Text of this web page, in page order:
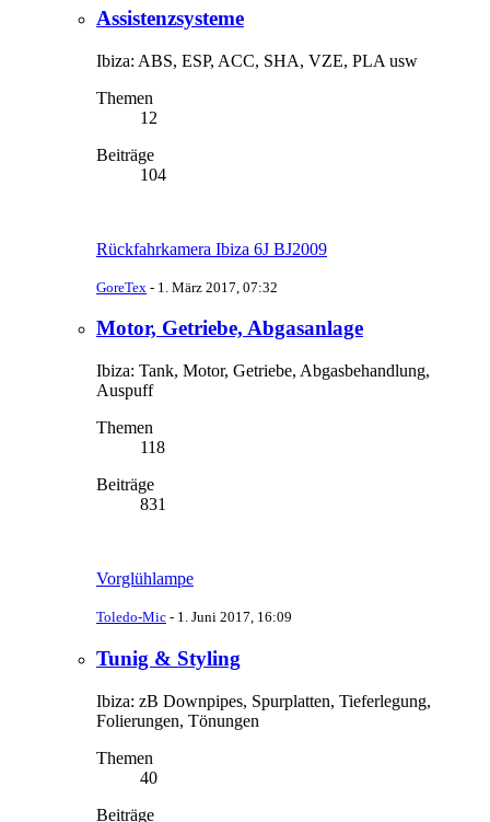
Assistenzsysteme
Ibiza: ABS, ESP, ACC, SHA, VZE, PLA usw
Themen
12
Beiträge
104
Rückfahrkamera Ibiza 6J BJ2009
GoreTex - 1. März 2017, 07:32
Motor, Getriebe, Abgasanlage
Ibiza: Tank, Motor, Getriebe, Abgasbehandlung,
Auspuff
Themen
118
Beiträge
831
Vorglühlampe
Toledo-Mic - 1. Juni 2017, 16:09
Tunig & Styling
Ibiza: zB Downpipes, Spurplatten, Tieferlegung,
Folierungen, Tönungen
Themen
40
Beiträge